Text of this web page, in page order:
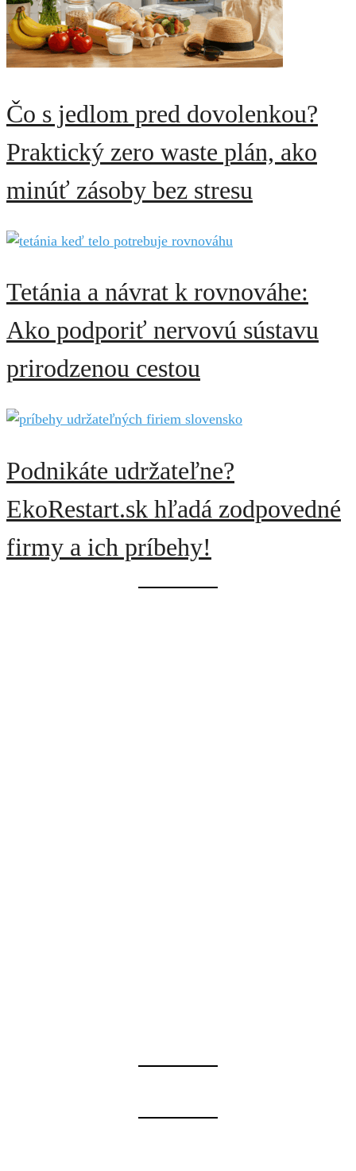
Čo s jedlom pred dovolenkou?
Praktický zero waste plán, ako
minúť zásoby bez stresu
Tetánia a návrat k rovnováhe:
Ako podporiť nervovú sústavu
prirodzenou cestou
Podnikáte udržateľne?
EkoRestart.sk hľadá zodpovedné
firmy a ich príbehy!